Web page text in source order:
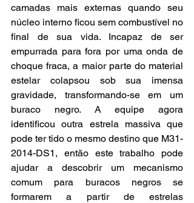
camadas mais externas quando seu
núcleo interno ficou sem combustível no
final de sua vida. Incapaz de ser
empurrada para fora por uma onda de
choque fraca, a maior parte do material
estelar colapsou sob sua imensa
gravidade, transformando-se em um
buraco negro. A equipe agora
identificou outra estrela massiva que
pode ter tido o mesmo destino que M31-
2014-DS1, então este trabalho pode
ajudar a descobrir um mecanismo
comum para buracos negros se
formarem a partir de estrelas